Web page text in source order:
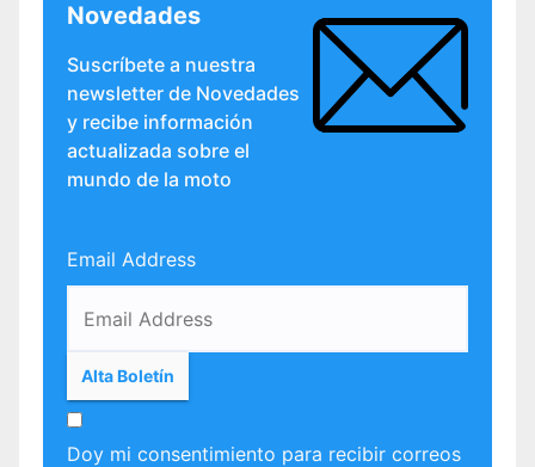
Novedades
Suscríbete a nuestra
newsletter de Novedades
y recibe información
actualizada sobre el
mundo de la moto
Email Address
Doy mi consentimiento para recibir correos